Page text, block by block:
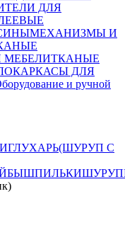
ДЛЯ
МЕХАНИЗМЫ И
МЕБЕЛИТКАНЫЕ
ДЛЯ
и ручной
ГЛУХАРЬ(ШУРУП С
ШПИЛЬКИ